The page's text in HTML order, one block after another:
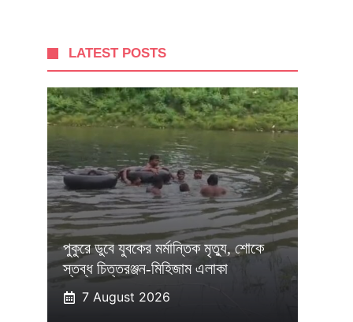
LATEST POSTS
পুকুরে ডুবে যুবকের মর্মান্তিক মৃত্যু, শোকে
স্তব্ধ চিত্তরঞ্জন-মিহিজাম এলাকা
7 August 2026